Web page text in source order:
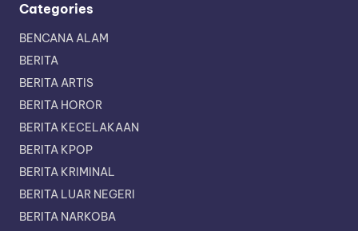
Categories
BENCANA ALAM
BERITA
BERITA ARTIS
BERITA HOROR
BERITA KECELAKAAN
BERITA KPOP
BERITA KRIMINAL
BERITA LUAR NEGERI
BERITA NARKOBA